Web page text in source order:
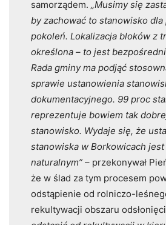
samorządem. „Musimy się
by zachować to stanowisko dla
pokoleń. Lokalizacja bloków z
określona – to jest bezpośredni
Rada gminy ma podjąć
sprawie ustanowienia
dokumentacyjnego. 99 proc
reprezentuje bowiem tak
stanowisko. Wydaje się, że
stanowiska w Borkowicach
naturalnym”– przekonywał
że w ślad za tym procesem
odstąpienie od rolniczo-
rekultywacji obszaru